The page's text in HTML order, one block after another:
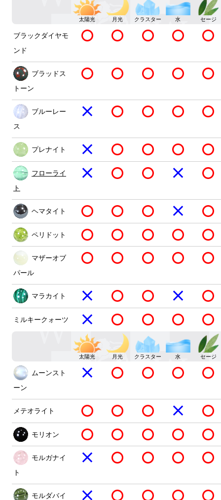
太陽光 月光 クラスター 水 セージ
ブラックダイヤモ
ンド
ブラッドス
トーン
ブルーレー
ス
プレナイト
フローライ
ト
ヘマタイト
ペリドット
マザーオブ
パール
マラカイト
ミルキークォーツ
太陽光 月光 クラスター 水 セージ
ムーンスト
ーン
メテオライト
モリオン
モルガナイ
ト
モルダバイ